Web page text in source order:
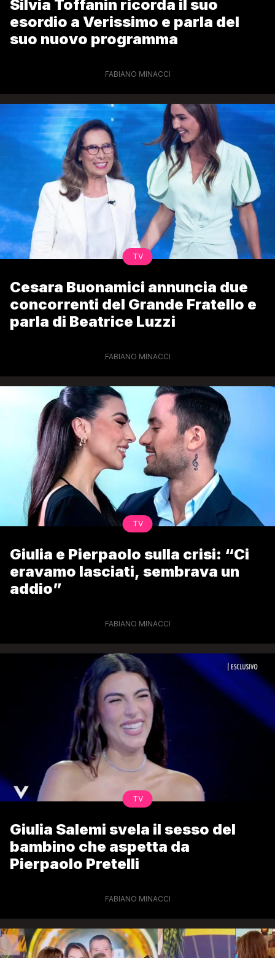
Silvia Toffanin ricorda il suo
esordio a Verissimo e parla del
suo nuovo programma
FABIANO MINACCI
TV
Cesara Buonamici annuncia due
concorrenti del Grande Fratello e
parla di Beatrice Luzzi
FABIANO MINACCI
TV
Giulia e Pierpaolo sulla crisi: “Ci
eravamo lasciati, sembrava un
addio”
FABIANO MINACCI
TV
Giulia Salemi svela il sesso del
bambino che aspetta da
Pierpaolo Pretelli
FABIANO MINACCI